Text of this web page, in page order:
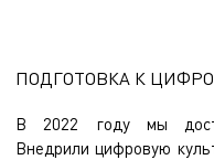
ПОДГОТОВКА К
В 2022 году мы
Внедрили цифровую